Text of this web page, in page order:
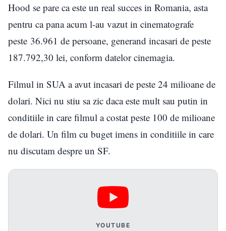
Hood se pare ca este un real succes in Romania, asta
pentru ca pana acum l-au vazut in cinematografe
peste 36.961 de persoane, generand incasari de peste
187.792,30 lei, conform datelor cinemagia.
Filmul in SUA a avut incasari de peste 24 milioane de
dolari. Nici nu stiu sa zic daca este mult sau putin in
conditiile in care filmul a costat peste 100 de milioane
de dolari. Un film cu buget imens in conditiile in care
nu discutam despre un SF.
YOUTUBE